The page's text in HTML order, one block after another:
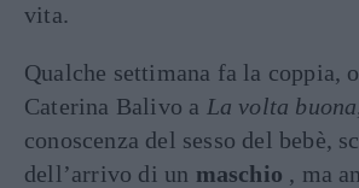
vita.
Qualche settimana fa la coppia,
Caterina Balivo a La volta buona,
conoscenza del sesso del bebè,
dell’arrivo di un maschio , ma